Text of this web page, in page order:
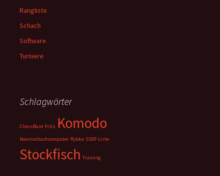
Rangliste
Schach
Software
Turniere
Schlagwörter
ChessBase Fritz Komodo
Neuroschachcomputer Rybka SSDF-Liste
Stockfisch Training